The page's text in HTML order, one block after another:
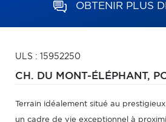
OBTENIR PLUS
ULS : 15952250
CH. DU MONT-ÉLÉPHANT,
Terrain idéalement situé au
un cadre de vie exceptionnel à